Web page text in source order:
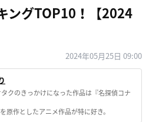
ングTOP10！【2024
2024年05月25日 09:00
クのきっかけになった作品は『名探偵コナ
原作としたアニメ作品が特に好き。